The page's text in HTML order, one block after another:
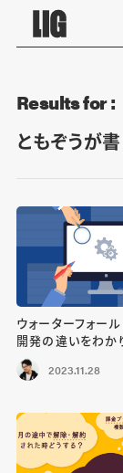
Results for :
ともぞうが
ウォーターフォール
開発の違いをわか
2023.11.28